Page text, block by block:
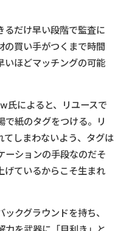
るだけ早い段階で監査に
の買い手がつくまで時間
いほどマッチングの可能
氏によると、リユースで
で紙のタグをつける。リ
てしまわないよう、タグは
ーションの手段なのだそ
げているからこそ生まれ
クグラウンドを持ち、